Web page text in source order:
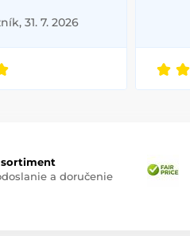
31. 7. 2026
sortiment
a doručenie